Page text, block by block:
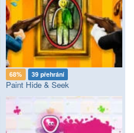
68% 39 přehrání
Paint Hide & Seek